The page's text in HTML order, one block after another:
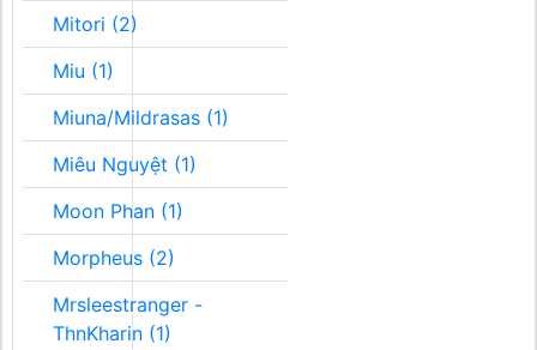
Mitori (2)
Miu (1)
Miuna/Mildrasas (1)
Miêu Nguyệt (1)
Moon Phan (1)
Morpheus (2)
Mrsleestranger -
ThnKharin (1)